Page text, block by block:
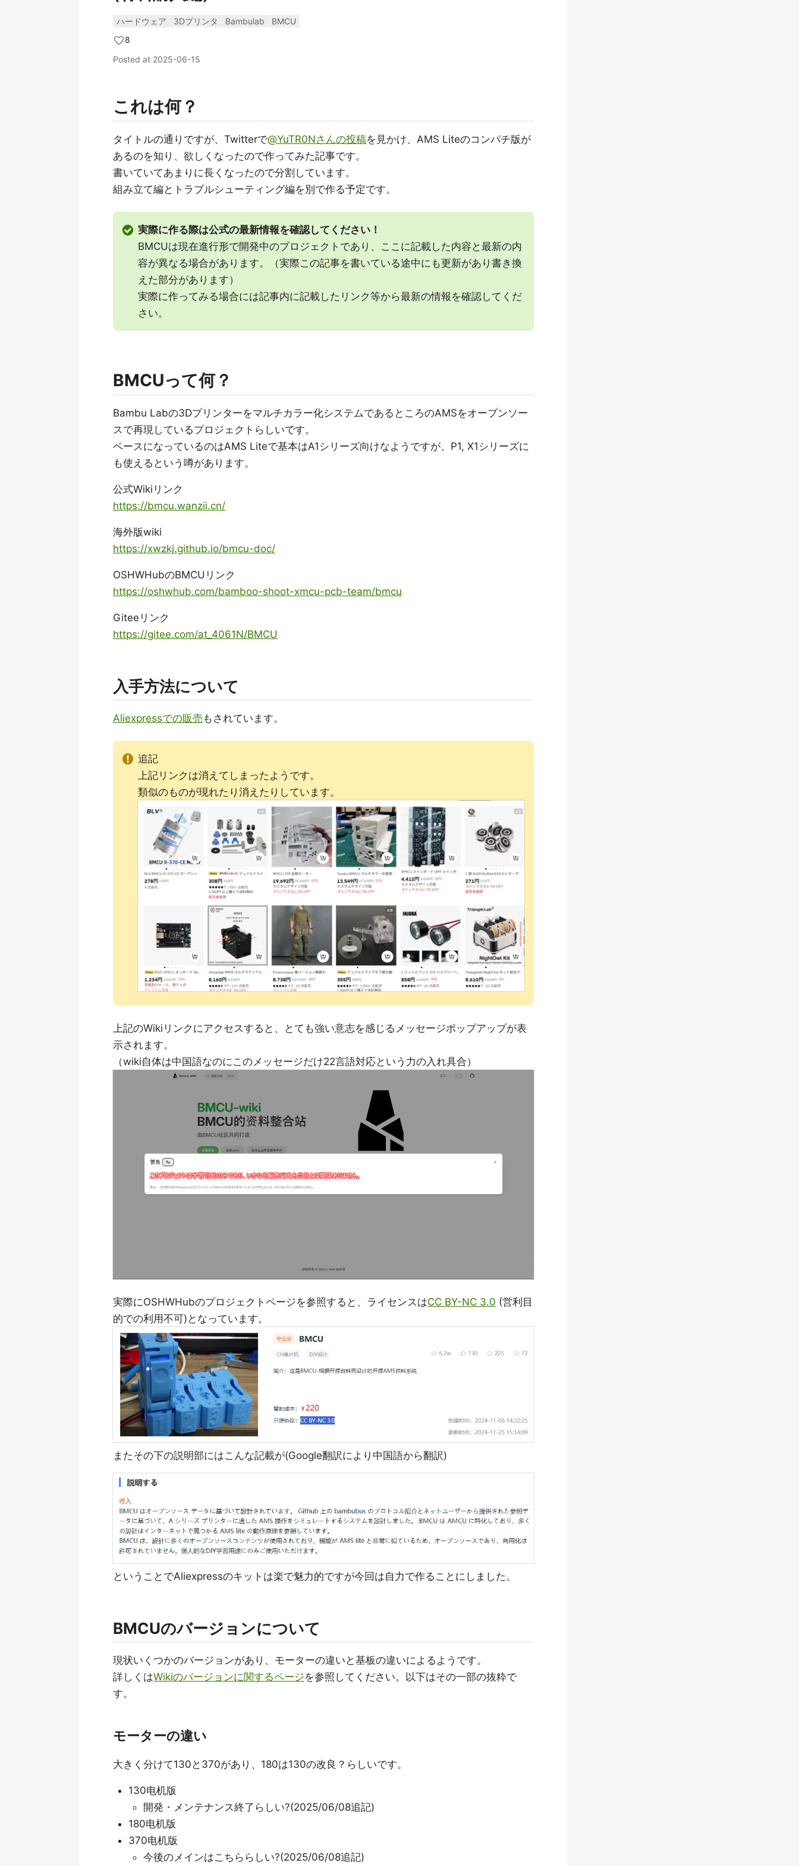
ハードウェア 3Dプリンタ Bambulab
BMCU
8
Posted at 2025-06-15
これは何？
タイトルの通りですが、Twitterで@YuTR0Nさんの投稿を見かけ、AMS Liteのコンパチ版が
あるのを知り、欲しくなったので作ってみた記事です。
書いていてあまりに長くなったので分割しています。
組み立て編とトラブルシューティング編を別で作る予定です。
実際に作る際は公式の最新情報を確認してください！
BMCUは現在進行形で開発中のプロジェクトであり、ここに記載した内容と最新の内
容が異なる場合があります。（実際この記事を書いている途中にも更新があり書き換
えた部分があります）
実際に作ってみる場合には記事内に記載したリンク等から最新の情報を確認してくだ
さい。
BMCUって何？
Bambu Labの3Dプリンターをマルチカラー化システムであるところのAMSをオープンソー
スで再現しているプロジェクトらしいです。
ベースになっているのはAMS Liteで基本はA1シリーズ向けなようですが、P1, X1シリーズに
も使えるという噂があります。
公式Wikiリンク
https://bmcu.wanzii.cn/
海外版wiki
https://xwzkj.github.io/bmcu-doc/
OSHWHubのBMCUリンク
https://oshwhub.com/bamboo-shoot-xmcu-pcb-team/bmcu
Giteeリンク
https://gitee.com/at_4061N/BMCU
入手方法について
Aliexpressでの販売 もされています。
追記
上記リンクは消えてしまったようです。
類似のものが現れたり消えたりしています。
上記のWikiリンクにアクセスすると、とても強い意志を感じるメッセージポップアップが表
示されます。
（wiki自体は中国語なのにこのメッセージだけ22言語対応という力の入れ具合）
実際にOSHWHubのプロジェクトページを参照すると、ライセンスはCC BY-NC 3.0 (営利目
的での利用不可)となっています。
またその下の説明部にはこんな記載が(Google翻訳により中国語から翻訳)
ということでAliexpressのキットは楽で魅力的ですが今回は自力で作ることにしました。
BMCUのバージョンについて
現状いくつかのバージョンがあり、モーターの違いと基板の違いによるようです。
詳しくはWikiのバージョンに関するページを参照してください。以下はその一部の抜粋で
す。
モーターの違い
大きく分けて130と370があり、180は130の改良？らしいです。
130电机版
開発・メンテナンス終了らしい?(2025/06/08追記)
180电机版
370电机版
今後のメインはこちららしい?(2025/06/08追記)